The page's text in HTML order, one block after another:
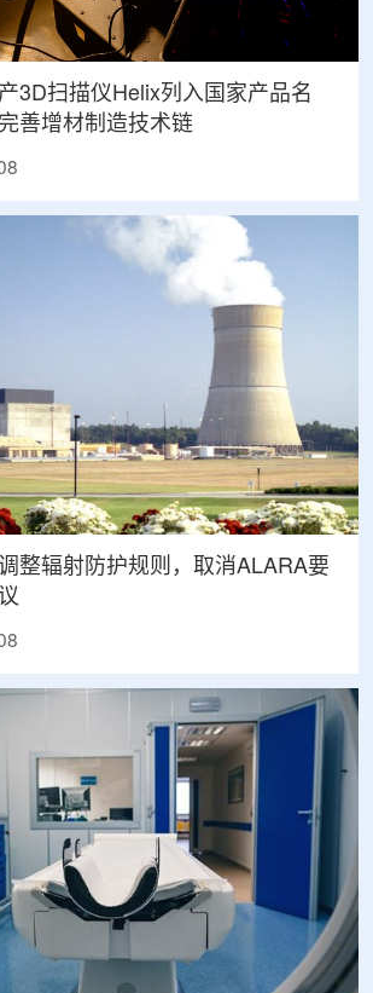
3D扫描仪Helix列入国家产品名
善增材制造技术链
整辐射防护规则，取消ALARA要